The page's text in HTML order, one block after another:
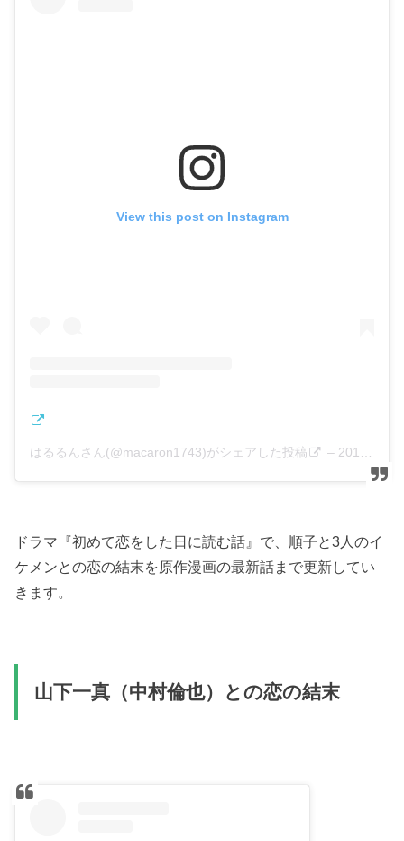
View this post on Instagram
はるるんさん(@macaron1743)がシェアした投稿 – 2019年 1月月26日午後5時26分PST
ドラマ『初めて恋をした日に読む話』で、順子と3人のイ
ケメンとの恋の結末を原作漫画の最新話まで更新してい
きます。
山下一真（中村倫也）との恋の結末